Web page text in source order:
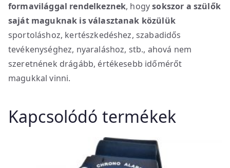
formavilággal rendelkeznek, hogysokszor a szülők
saját maguknak is választanak közülük
sportoláshoz, kertészkedéshez, szabadidős
tevékenységhez, nyaraláshoz, stb., ahová nem
szeretnének drágább, értékesebb időmérőt
magukkal vinni.
Kapcsolódó termékek